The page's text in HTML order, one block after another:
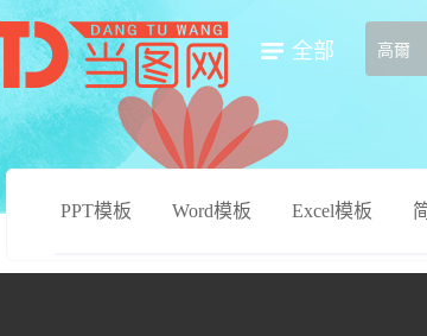
全部
PPT模板 Word模板 Excel模板